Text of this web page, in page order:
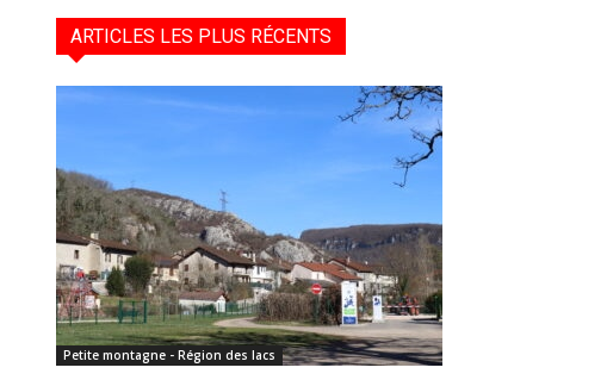
ARTICLES LES PLUS RÉCENTS
Petite montagne - Région des lacs